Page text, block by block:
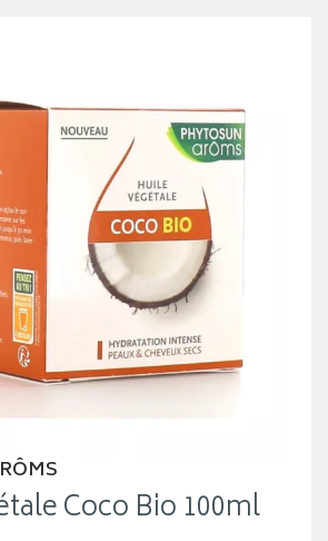
Coco Bio 100ml